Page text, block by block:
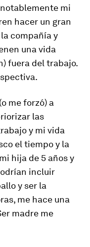
mi
hacer un gran
compañía y
una vida
fuera del trabajo.
me forzó) a
las
y mi vida
el tiempo y la
hija de 5 años y
incluir
y ser la
me hace una
madre me